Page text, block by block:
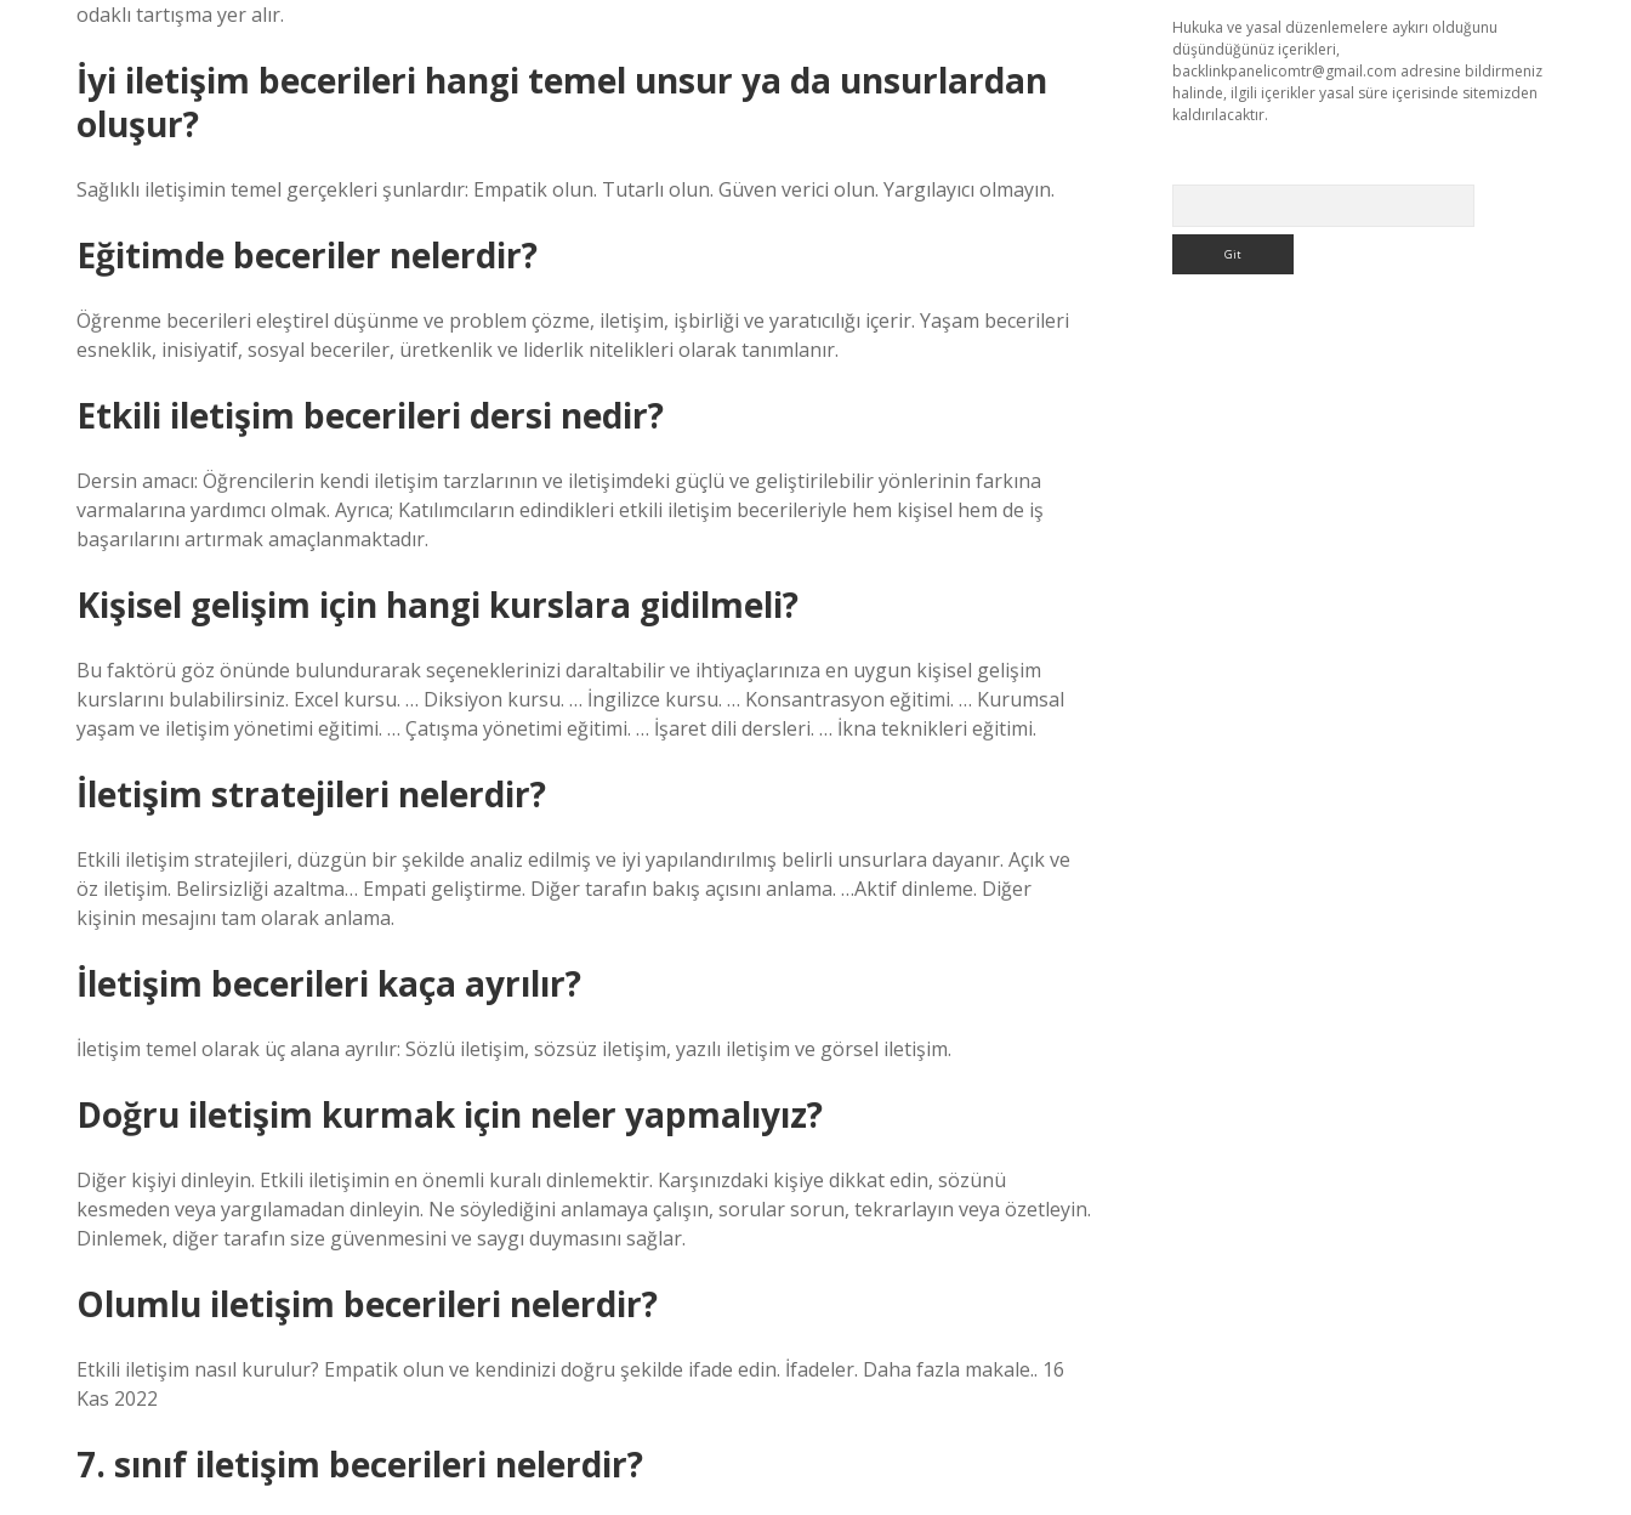
odaklı tartışma yer alır.
İyi iletişim becerileri hangi temel unsur ya da unsurlardan
oluşur?
Sağlıklı iletişimin temel gerçekleri şunlardır: Empatik olun. Tutarlı olun. Güven verici olun. Yargılayıcı olmayın.
Eğitimde beceriler nelerdir?
Öğrenme becerileri eleştirel düşünme ve problem çözme, iletişim, işbirliği ve yaratıcılığı içerir. Yaşam becerileri
esneklik, inisiyatif, sosyal beceriler, üretkenlik ve liderlik nitelikleri olarak tanımlanır.
Etkili iletişim becerileri dersi nedir?
Dersin amacı: Öğrencilerin kendi iletişim tarzlarının ve iletişimdeki güçlü ve geliştirilebilir yönlerinin farkına
varmalarına yardımcı olmak. Ayrıca; Katılımcıların edindikleri etkili iletişim becerileriyle hem kişisel hem de iş
başarılarını artırmak amaçlanmaktadır.
Kişisel gelişim için hangi kurslara gidilmeli?
Bu faktörü göz önünde bulundurarak seçeneklerinizi daraltabilir ve ihtiyaçlarınıza en uygun kişisel gelişim
kurslarını bulabilirsiniz. Excel kursu. … Diksiyon kursu. … İngilizce kursu. … Konsantrasyon eğitimi. … Kurumsal
yaşam ve iletişim yönetimi eğitimi. … Çatışma yönetimi eğitimi. … İşaret dili dersleri. … İkna teknikleri eğitimi.
İletişim stratejileri nelerdir?
Etkili iletişim stratejileri, düzgün bir şekilde analiz edilmiş ve iyi yapılandırılmış belirli unsurlara dayanır. Açık ve
öz iletişim. Belirsizliği azaltma… Empati geliştirme. Diğer tarafın bakış açısını anlama. …Aktif dinleme. Diğer
kişinin mesajını tam olarak anlama.
İletişim becerileri kaça ayrılır?
İletişim temel olarak üç alana ayrılır: Sözlü iletişim, sözsüz iletişim, yazılı iletişim ve görsel iletişim.
Doğru iletişim kurmak için neler yapmalıyız?
Diğer kişiyi dinleyin. Etkili iletişimin en önemli kuralı dinlemektir. Karşınızdaki kişiye dikkat edin, sözünü
kesmeden veya yargılamadan dinleyin. Ne söylediğini anlamaya çalışın, sorular sorun, tekrarlayın veya özetleyin.
Dinlemek, diğer tarafın size güvenmesini ve saygı duymasını sağlar.
Olumlu iletişim becerileri nelerdir?
Etkili iletişim nasıl kurulur? Empatik olun ve kendinizi doğru şekilde ifade edin. İfadeler. Daha fazla makale.. 16
Kas 2022
7. sınıf iletişim becerileri nelerdir?
Hukuka ve yasal düzenlemelere aykırı olduğunu
düşündüğünüz içerikleri,
backlinkpanelicomtr@gmail.com adresine bildirmeniz
halinde, ilgili içerikler yasal süre içerisinde sitemizden
kaldırılacaktır.